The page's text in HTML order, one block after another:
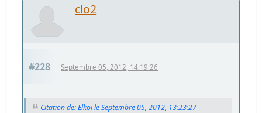
clo2
#228 Septembre 05, 2012, 14:19:26
Citation de: Elkoï le Septembre 05, 2012, 13:23:27